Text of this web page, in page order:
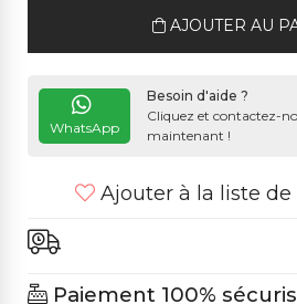
AJOUTER AU
WhatsApp
Besoin d'aide ?
Cliquez et contactez-
maintenant !
Ajouter à la liste de
Paiement 100%